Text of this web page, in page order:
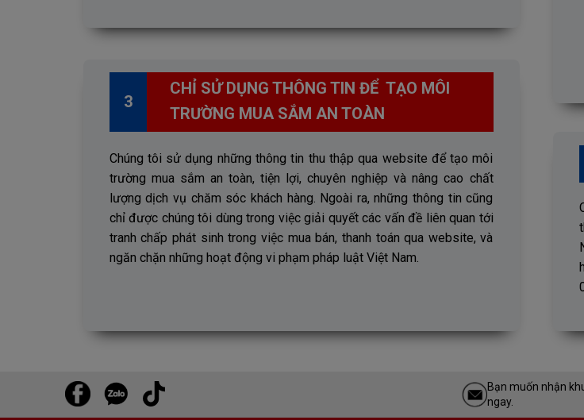
3
CHỈ SỬ DỤNG THÔNG TIN ĐỂ TẠO MÔI
TRƯỜNG MUA SẮM AN TOÀN
Chúng tôi sử dụng những thông tin thu thập qua website để tạo môi
trường mua sắm an toàn, tiện lợi, chuyên nghiệp và nâng cao chất
lượng dịch vụ chăm sóc khách hàng. Ngoài ra, những thông tin cũng
chỉ được chúng tôi dùng trong việc giải quyết các vấn đề liên quan tới
tranh chấp phát sinh trong việc mua bán, thanh toán qua website, và
ngăn chặn những hoạt động vi phạm pháp luật Việt Nam.
Bạn muốn nhận
ngay.